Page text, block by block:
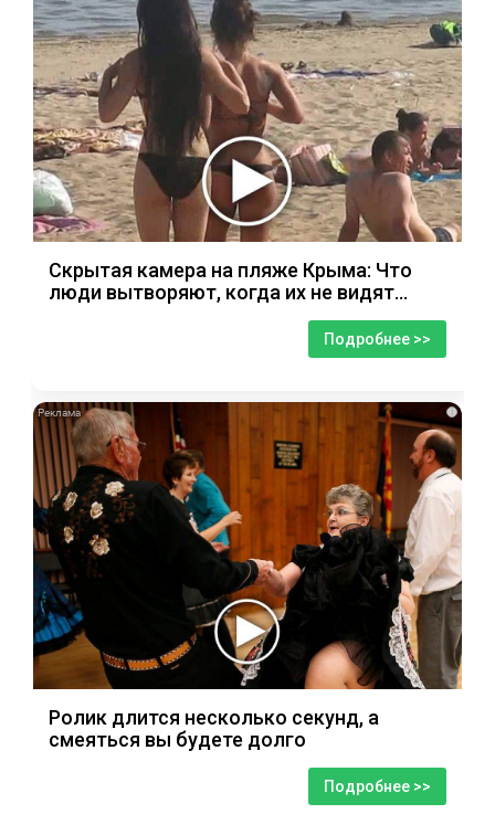
Скрытая камера на пляже Крыма: Что
люди вытворяют, когда их не видят...
Подробнее >>
i
Ролик длится несколько секунд, а
смеяться вы будете долго
Подробнее >>